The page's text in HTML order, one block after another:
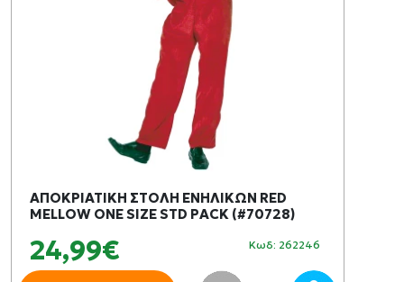
ΑΠΟΚΡΙΑΤΙΚΗ ΣΤΟΛΗ ΕΝΗΛΙΚΩΝ RED
MELLOW ONE SIZE STD PACK (#70728)
24,99€ Κωδ: 262246